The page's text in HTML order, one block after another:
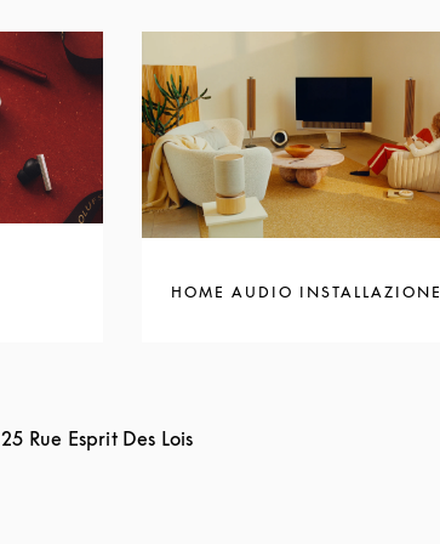
HOME AUDIO INSTALLAZIONE
25 Rue Esprit Des Lois